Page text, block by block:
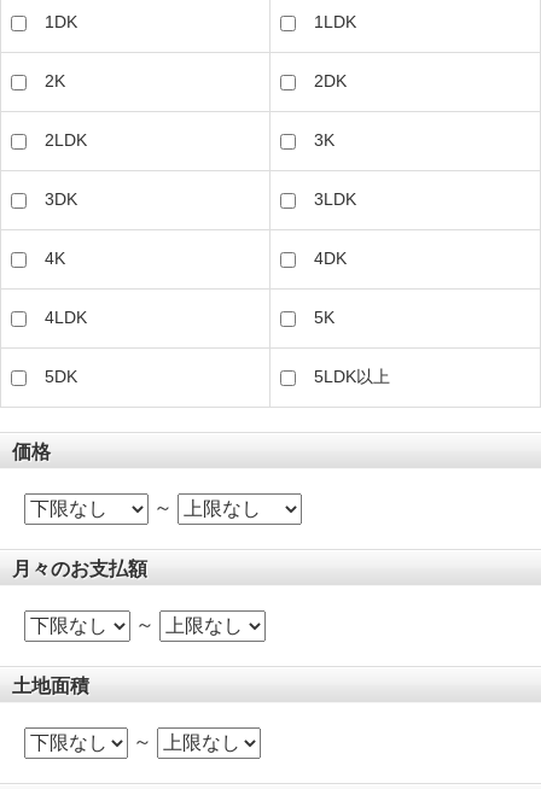
1DK 1LDK
2K 2DK
2LDK 3K
3DK 3LDK
4K 4DK
4LDK 5K
5DK 5LDK以上
価格
～
月々のお支払額
～
土地面積
～